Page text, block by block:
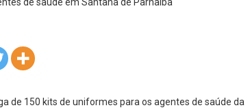
de 150 kits de uniformes para os agentes de saúde da